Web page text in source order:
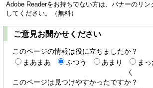
Adobe Readerをお持ちでない方は、バナーのリ
してください。（無料）
ご意見お聞かせください
このページの情報は役に立ちましたか？
まあまあ
ふつう あまり
まっ
く
このページは見つけやすかったですか？